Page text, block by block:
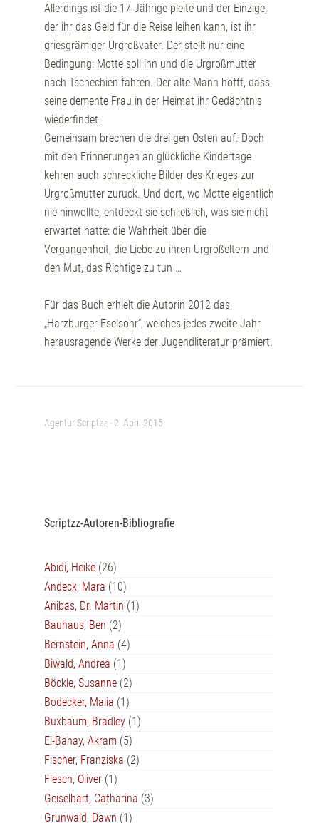
Allerdings ist die 17-Jährige pleite und der Einzige,
der ihr das Geld für die Reise leihen kann, ist ihr
griesgrämiger Urgroßvater. Der stellt nur eine
Bedingung: Motte soll ihn und die Urgroßmutter
nach Tschechien fahren. Der alte Mann hofft, dass
seine demente Frau in der Heimat ihr Gedächtnis
wiederfindet.
Gemeinsam brechen die drei gen Osten auf. Doch
mit den Erinnerungen an glückliche Kindertage
kehren auch schreckliche Bilder des Krieges zur
Urgroßmutter zurück. Und dort, wo Motte eigentlich
nie hinwollte, entdeckt sie schließlich, was sie nicht
erwartet hatte: die Wahrheit über die
Vergangenheit, die Liebe zu ihren Urgroßeltern und
den Mut, das Richtige zu tun …
Für das Buch erhielt die Autorin 2012 das
„Harzburger Eselsohr“, welches jedes zweite Jahr
herausragende Werke der Jugendliteratur prämiert.
Agentur Scriptzz · 2. April 2016
Scriptzz-Autoren-Bibliografie
Abidi, Heike (26)
Andeck, Mara (10)
Anibas, Dr. Martin (1)
Bauhaus, Ben (2)
Bernstein, Anna (4)
Biwald, Andrea (1)
Böckle, Susanne (2)
Bodecker, Malia (1)
Buxbaum, Bradley (1)
El-Bahay, Akram (5)
Fischer, Franziska (2)
Flesch, Oliver (1)
Geiselhart, Catharina (3)
Grunwald, Dawn (1)